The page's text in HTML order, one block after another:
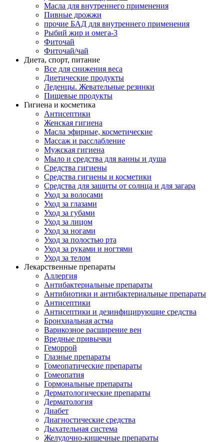
Масла для внутреннего применения
Пивные дрожжи
прочие БАД для внутреннего применения
Рыбий жир и омега-3
Фиточай
Фиточай/чай
Диета, спорт, питание
Все для снижения веса
Диетические продукты
Леденцы. Жевательные резинки
Пищевые продукты
Гигиена и косметика
Антисептики
Женская гигиена
Масла эфирные, косметические
Массаж и расслабление
Мужская гигиена
Мыло и средства для ванны и душа
Средства гигиены
Средства гигиены и косметики
Средства для защиты от солнца и для загара
Уход за волосами
Уход за глазами
Уход за губами
Уход за лицом
Уход за ногами
Уход за полостью рта
Уход за руками и ногтями
Уход за телом
Лекарственные препараты
Аллергия
Антибактериальные препараты
Антибиотики и антибактериальные препараты
Антисептики
Антисептики и дезинфицирующие средства
Бронхиальная астма
Варикозное расширение вен
Вредные привычки
Геморрой
Глазные препараты
Гомеопатические препараты
Гомеопатия
Гормональные препараты
Дерматологические препараты
Дерматология
Диабет
Диагностические средства
Дыхательная система
Желудочно-кишечные препараты